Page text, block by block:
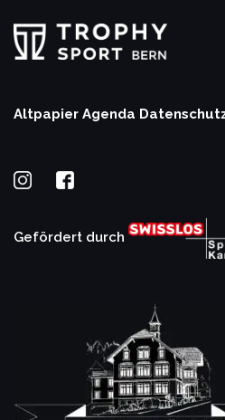
Altpapier Agenda
Gefördert durch